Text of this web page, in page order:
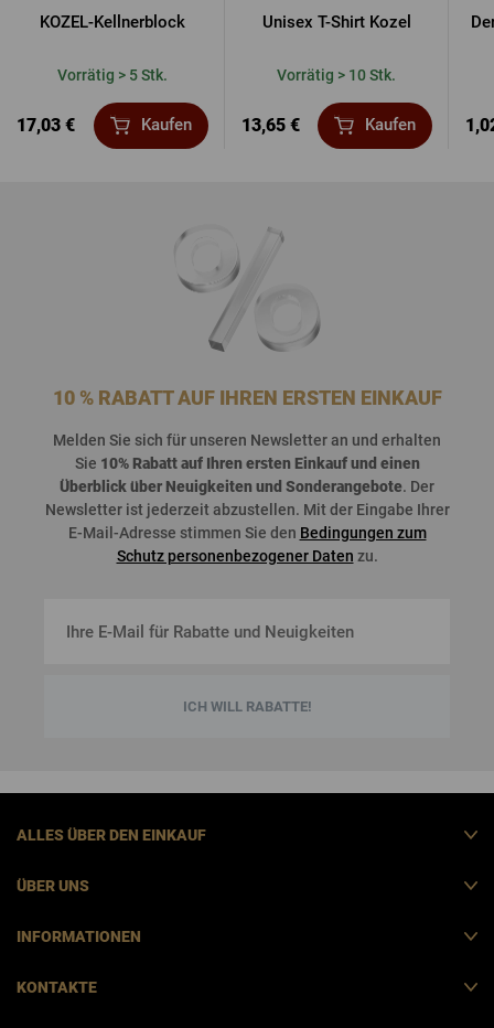
KOZEL-Kellnerblock
Vorrätig > 5 Stk.
17,03 € Kaufen
Unisex T-Shirt Kozel
Vorrätig > 10 Stk.
13,65 € Kaufen
10 % RABATT AUF IHREN ERSTEN EINKAUF
Melden Sie sich für unseren Newsletter an und erhalten
Sie 10% Rabattauf Ihren ersten Einkaufund einen
Überblicküber Neuigkeiten und Sonderangebote. Der
Newsletter ist jederzeit abzustellen. Mit der Eingabe Ihrer
E-Mail-Adresse stimmen Sie den Bedingungen zum
Schutz personenbezogener Daten zu.
ICH WILL RABATTE!
ALLES ÜBER DEN EINKAUF
ÜBER UNS
INFORMATIONEN
KONTAKTE